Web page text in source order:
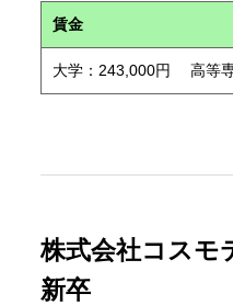
賃金
大学：243,000円 高等
株式会社コスモ
新卒